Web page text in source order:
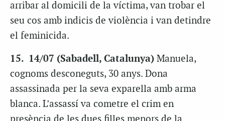
arribar al domicili de la víctima, van trobar el
seu cos amb indicis de violència i van detindre
el feminicida.
15. 14/07 (Sabadell, Catalunya) Manuela,
cognoms desconeguts, 30 anys. Dona
assassinada per la seva exparella amb arma
blanca. L’assassí va cometre el crim en